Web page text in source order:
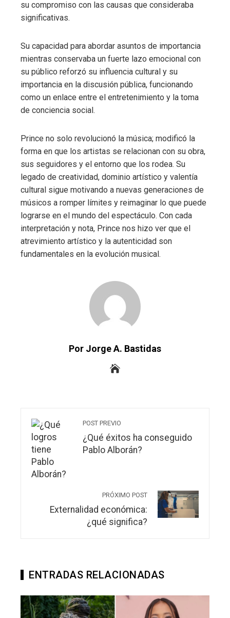
su compromiso con las causas que consideraba
significativas.
Su capacidad para abordar asuntos de importancia
mientras conservaba un fuerte lazo emocional con
su público reforzó su influencia cultural y su
importancia en la discusión pública, funcionando
como un enlace entre el entretenimiento y la toma
de conciencia social.
Prince no solo revolucionó la música; modificó la
forma en que los artistas se relacionan con su obra,
sus seguidores y el entorno que los rodea. Su
legado de creatividad, dominio artístico y valentía
cultural sigue motivando a nuevas generaciones de
músicos a romper límites y reimaginar lo que puede
lograrse en el mundo del espectáculo. Con cada
interpretación y nota, Prince nos hizo ver que el
atrevimiento artístico y la autenticidad son
fundamentales en la evolución musical.
Por Jorge A. Bastidas
POST PREVIO
¿Qué éxitos ha conseguido
Pablo Alborán?
PRÓXIMO POST
Externalidad económica:
¿qué significa?
ENTRADAS RELACIONADAS